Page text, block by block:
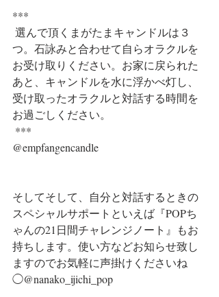
***
つ。石詠みと合わせて自らオラクルを
お受け取りください。お家に戻られた
あと、キャンドルを水に浮かべ灯し、
受け取ったオラクルと対話する時間を
お過ごしください。
***
@empfangencandle
そしてそして、自分と対話するときの
スペシャルサポートといえば『POPち
ゃんの21日間チャレンジノート』もお
持ちします。使い方などお知らせ致し
ますのでお気軽に声掛けくださいね
◯@nanako_ijichi_pop